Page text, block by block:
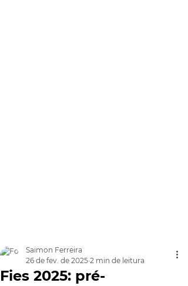
Fies 2025: pré-
Saimon Ferreira
26 de fev. de 2025 2 min de leitura